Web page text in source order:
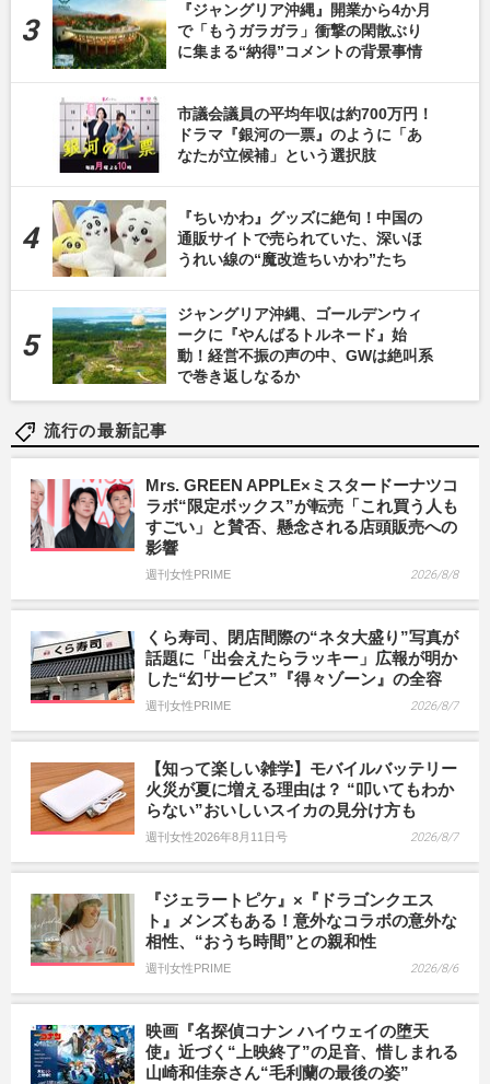
『ジャングリア沖縄』開業から4か月
で「もうガラガラ」衝撃の閑散ぶり
に集まる“納得”コメントの背景事情
市議会議員の平均年収は約700万円！
ドラマ『銀河の一票』のように「あ
なたが立候補」という選択肢
『ちいかわ』グッズに絶句！中国の
通販サイトで売られていた、深いほ
うれい線の“魔改造ちいかわ”たち
ジャングリア沖縄、ゴールデンウィ
ークに『やんばるトルネード』始
動！経営不振の声の中、GWは絶叫系
で巻き返しなるか
流行の最新記事
Mrs. GREEN APPLE×ミスタードーナツコ
ラボ“限定ボックス”が転売「これ買う人も
すごい」と賛否、懸念される店頭販売への
影響
週刊女性PRIME 2026/8/8
くら寿司、閉店間際の“ネタ大盛り”写真が
話題に「出会えたらラッキー」広報が明か
した“幻サービス”『得々ゾーン』の全容
週刊女性PRIME 2026/8/7
【知って楽しい雑学】モバイルバッテリー
火災が夏に増える理由は？ “叩いてもわか
らない”おいしいスイカの見分け方も
週刊女性2026年8月11日号 2026/8/7
『ジェラートピケ』×『ドラゴンクエス
ト』メンズもある！意外なコラボの意外な
相性、“おうち時間”との親和性
週刊女性PRIME 2026/8/6
映画『名探偵コナン ハイウェイの堕天
使』近づく“上映終了”の足音、惜しまれる
山崎和佳奈さん“毛利蘭の最後の姿”